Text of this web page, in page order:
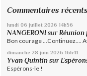
Commentaires récents
lundi 06 juillet 2026 14h56
NANGERONI surRéunion
Bon courage ...Continuez....
dimanche 28 juin 2026 16h41
Yvan Quintin sur
Espérons-le !